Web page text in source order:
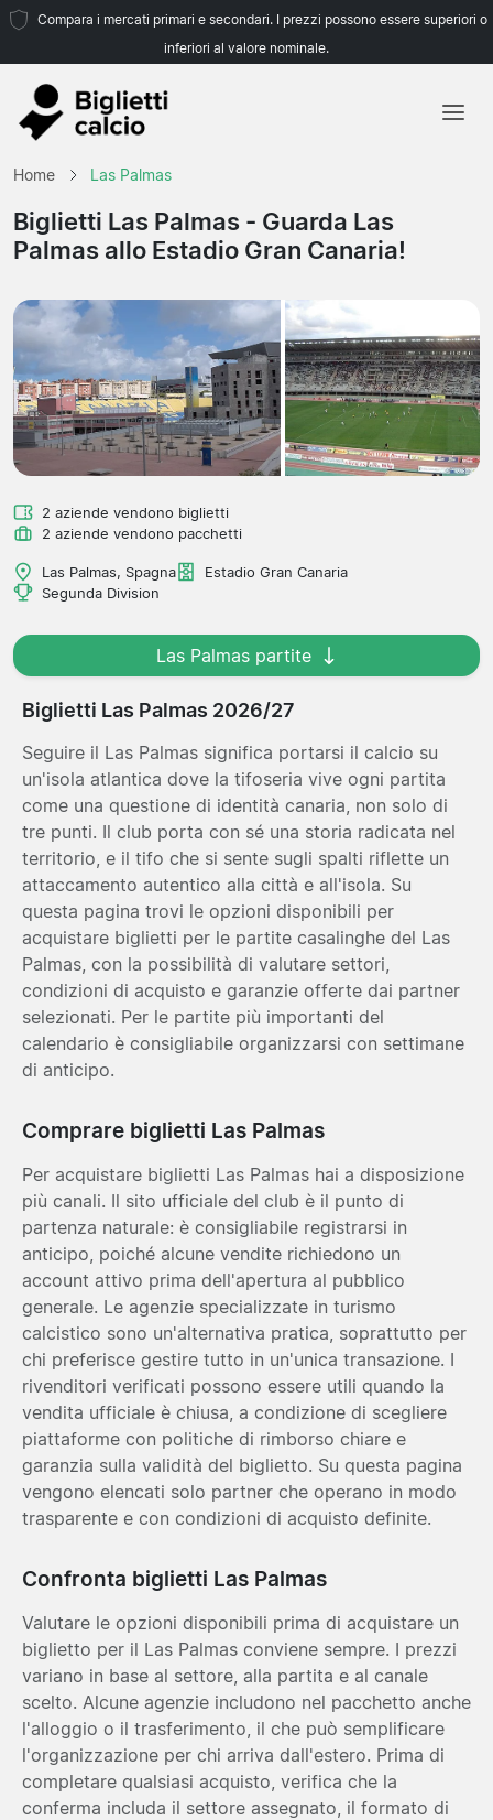
Compara i mercati primari e secondari. I prezzi possono essere superiori o
inferiori al valore nominale.
Squadre
Campionati
Home Las Palmas
Biglietti Las Palmas - Guarda Las
Palmas allo Estadio Gran Canaria!
2 aziende vendono biglietti
2 aziende vendono pacchetti
Las Palmas, Spagna
Estadio Gran Canaria
Segunda Division
Las Palmas partite
Biglietti Las Palmas 2026/27
Seguire il Las Palmas significa portarsi il calcio su
un'isola atlantica dove la tifoseria vive ogni partita
come una questione di identità canaria, non solo di
tre punti. Il club porta con sé una storia radicata nel
territorio, e il tifo che si sente sugli spalti riflette un
attaccamento autentico alla città e all'isola. Su
questa pagina trovi le opzioni disponibili per
acquistare biglietti per le partite casalinghe del Las
Palmas, con la possibilità di valutare settori,
condizioni di acquisto e garanzie offerte dai partner
selezionati. Per le partite più importanti del
calendario è consigliabile organizzarsi con settimane
di anticipo.
Comprare biglietti Las Palmas
Per acquistare biglietti Las Palmas hai a disposizione
più canali. Il sito ufficiale del club è il punto di
partenza naturale: è consigliabile registrarsi in
anticipo, poiché alcune vendite richiedono un
account attivo prima dell'apertura al pubblico
generale. Le agenzie specializzate in turismo
calcistico sono un'alternativa pratica, soprattutto per
chi preferisce gestire tutto in un'unica transazione. I
rivenditori verificati possono essere utili quando la
vendita ufficiale è chiusa, a condizione di scegliere
piattaforme con politiche di rimborso chiare e
garanzia sulla validità del biglietto. Su questa pagina
vengono elencati solo partner che operano in modo
trasparente e con condizioni di acquisto definite.
Confronta biglietti Las Palmas
Valutare le opzioni disponibili prima di acquistare un
biglietto per il Las Palmas conviene sempre. I prezzi
variano in base al settore, alla partita e al canale
scelto. Alcune agenzie includono nel pacchetto anche
l'alloggio o il trasferimento, il che può semplificare
l'organizzazione per chi arriva dall'estero. Prima di
completare qualsiasi acquisto, verifica che la
conferma includa il settore assegnato, il formato di